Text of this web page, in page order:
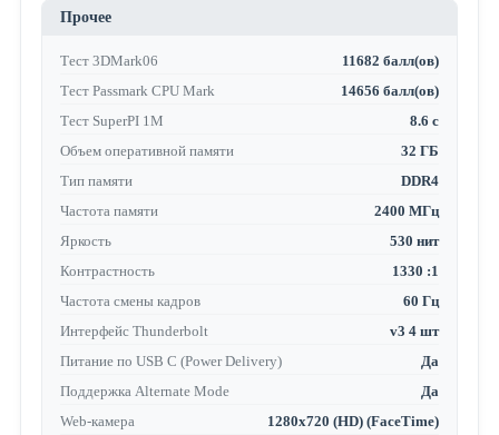
Прочее
Тест 3DMark06
11682 балл(ов)
Тест Passmark CPU Mark
14656 балл(ов)
Тест SuperPI 1M
8.6 с
Объем оперативной памяти
32 ГБ
Тип памяти
DDR4
Частота памяти
2400 МГц
Яркость
530 нит
Контрастность
1330 :1
Частота смены кадров
60 Гц
Интерфейс Thunderbolt
v3 4 шт
Питание по USB C (Power Delivery)
Да
Поддержка Alternate Mode
Да
Web-камера
1280x720 (HD) (FaceTime)